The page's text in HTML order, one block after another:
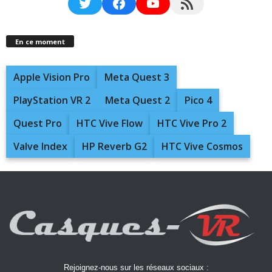
En ce moment
Apple Vision Pro
Meta Quest 3
PlayStation VR 2
Meta Quest 2
Pico 4
Quest Pro
HTC Vive Flow
HTC Vive Pro 2
Valve Index
HP Reverb G2 HTC Vive Cosmos
Rejoignez-nous sur les réseaux sociaux :